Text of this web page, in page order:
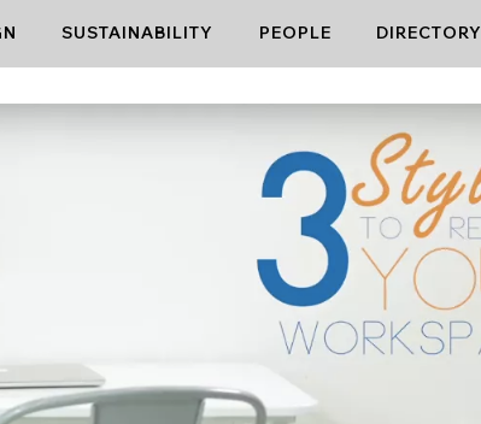
SUSTAINABILITY PEOPLE DIRECTORY